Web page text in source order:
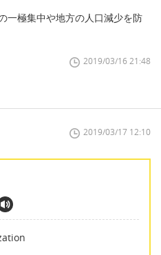
一極集中や地方の人口減少を防
2019/03/16 21:48
2019/03/17 12:10